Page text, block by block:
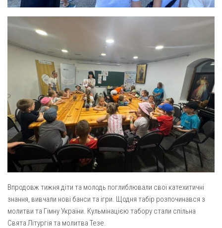
Св. Йосифа ОПДМ
Монастир Успення Пресвятої Богородиці Сестер Чину
Святого Василія Великого
Катехитична комісія
Комісія у справах молоді
Комісія у справах родини
Комісія з питань душпастирства охорони здоров’я
Спільноти
Квіти Слобожанщини
Харківщина
Полтавщина
Сумщина
Впродовж тижня діти та молодь поглиблювали свої катехитичні
знання, вивчали нові банси та ігри. Щодня табір розпочинався з
молитви та Гімну України. Кульмінацією табору стали спільна
Свята Літургія та молитва Тезе.